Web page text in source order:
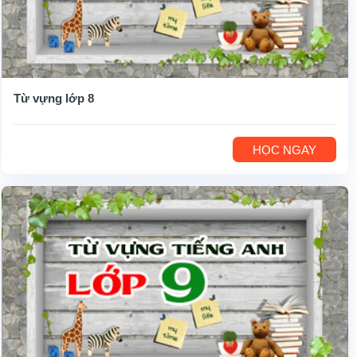
Từ vựng lớp 8
HỌC NGAY